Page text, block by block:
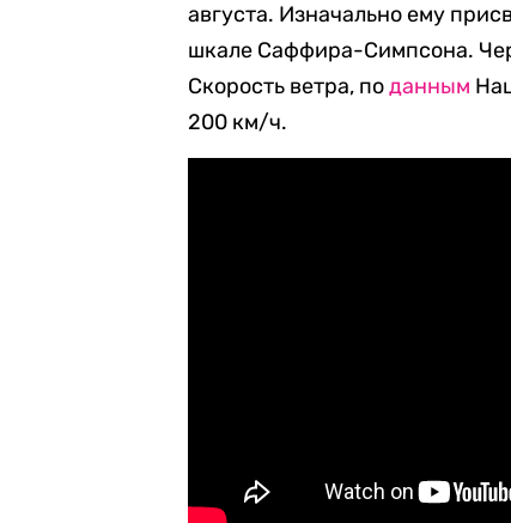
августа. Изначально ему
шкале Саффира-Симпсона.
Скорость ветра, поданным
200 км/ч.